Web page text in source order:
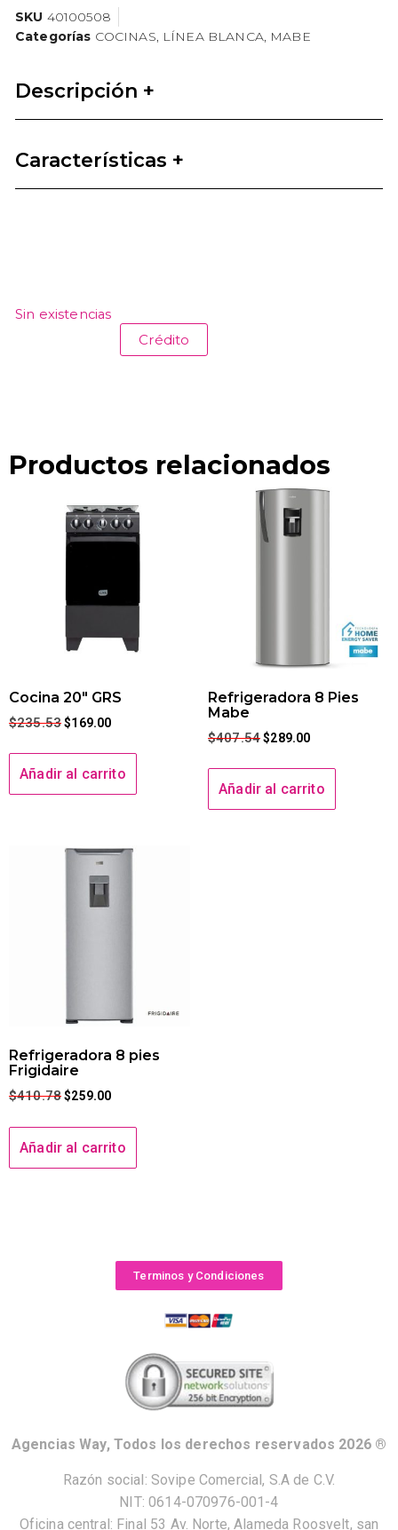
SKU 40100508
Categorías COCINAS LÍNEA BLANCA MABE
Descripción +
Características +
Sin existencias
Crédito
Productos relacionados
Cocina 20″ GRS
$235.53 $169.00
Añadir al carrito
Refrigeradora 8 Pies
Mabe
$407.54 $289.00
Añadir al carrito
Refrigeradora 8 pies
Frigidaire
$410.78 $259.00
Añadir al carrito
Terminos y Condiciones
Agencias Way, Todos los derechos reservados 2026 ®
Razón social: Sovipe Comercial, S.A de C.V.
NIT: 0614-070976-001-4
Oficina central: Final 53 Av. Norte, Alameda Roosvelt, san